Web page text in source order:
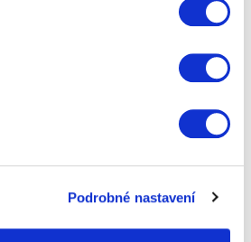
Podrobné nastavení
do auta Areon Gold
Otevírá se svěžími tóny citrusů a